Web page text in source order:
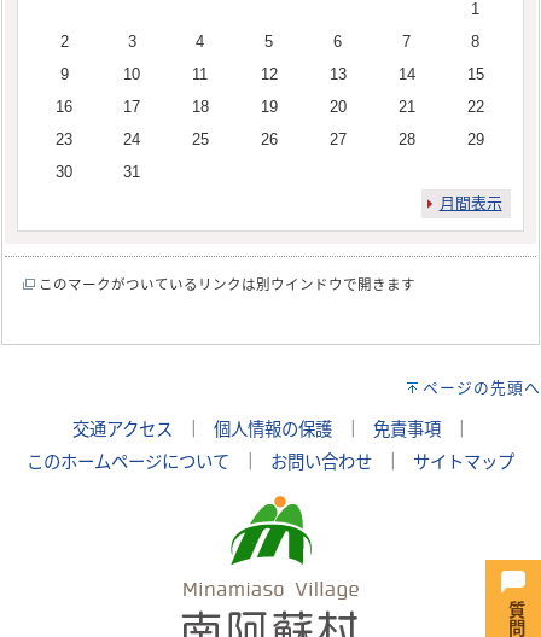
1
2
3 4 5 6 7
8
9
10 11 12 13 14
15
16
17 18 19 20 21
22
23
24 25 26 27 28
29
30
31
月間表示
このマークがついているリンクは別ウインドウで開きます
ページの先頭へ
交通アクセス 個人情報の保護 免責事項
このホームページについて
お問い合わせ サイトマップ